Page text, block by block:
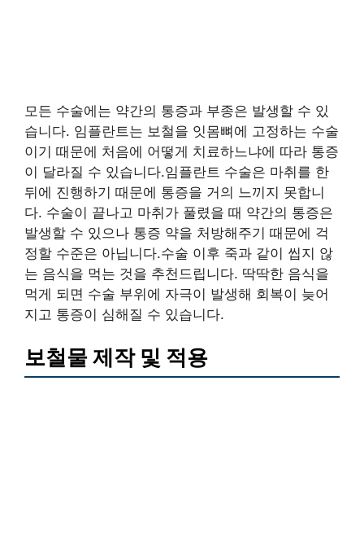
모든 수술에는 약간의 통증과 부종은 발생할 수 있
습니다. 임플란트는 보철을 잇몸뼈에 고정하는 수술
이기 때문에 처음에 어떻게 치료하느냐에 따라 통증
이 달라질 수 있습니다.임플란트 수술은 마취를 한
뒤에 진행하기 때문에 통증을 거의 느끼지 못합니
다. 수술이 끝나고 마취가 풀렸을 때 약간의 통증은
발생할 수 있으나 통증 약을 처방해주기 때문에 걱
정할 수준은 아닙니다.수술 이후 죽과 같이 씹지 않
는 음식을 먹는 것을 추천드립니다. 딱딱한 음식을
먹게 되면 수술 부위에 자극이 발생해 회복이 늦어
지고 통증이 심해질 수 있습니다.
보철물 제작 및 적용